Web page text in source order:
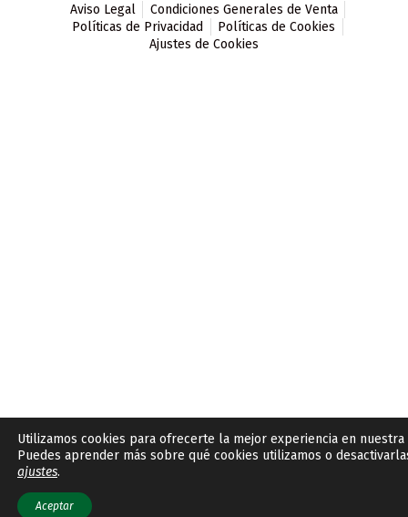
Aviso Legal
Condiciones Generales de Venta
Políticas de Privacidad
Políticas de Cookies
Ajustes de Cookies
Utilizamos cookies para ofrecerte la mejor experiencia en nuestra
Puedes aprender más sobre qué cookies utilizamos o
ajustes.
Aceptar